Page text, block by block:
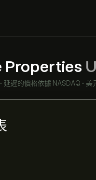
Properties
• 延遲的價格依據 NASDAQ • 美